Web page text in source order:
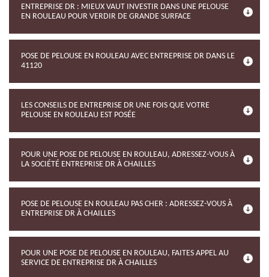
ENTREPRISE DR : MIEUX VAUT INVESTIR DANS UNE PELOUSE
EN ROULEAU POUR VERDIR DE GRANDE SURFACE
POSE DE PELOUSE EN ROULEAU AVEC ENTREPRISE DR DANS LE
41120
LES CONSEILS DE ENTREPRISE DR UNE FOIS QUE VOTRE
PELOUSE EN ROULEAU EST POSÉE
POUR UNE POSE DE PELOUSE EN ROULEAU, ADRESSEZ-VOUS À
LA SOCIÉTÉ ENTREPRISE DR À CHAILLES
POSE DE PELOUSE EN ROULEAU PAS CHER : ADRESSEZ-VOUS À
ENTREPRISE DR À CHAILLES
POUR UNE POSE DE PELOUSE EN ROULEAU, FAITES APPEL AU
SERVICE DE ENTREPRISE DR À CHAILLES